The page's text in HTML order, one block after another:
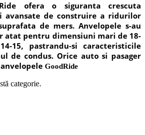
ofera o siguranta crescuta
avansate de construire a ridurilor
de mers. Anvelopele s-au
atat pentru dimensiuni mari de 18-
15, pastrandu-si caracteristicile
de condus. Orice auto si pasager
GoodRide
categorie.